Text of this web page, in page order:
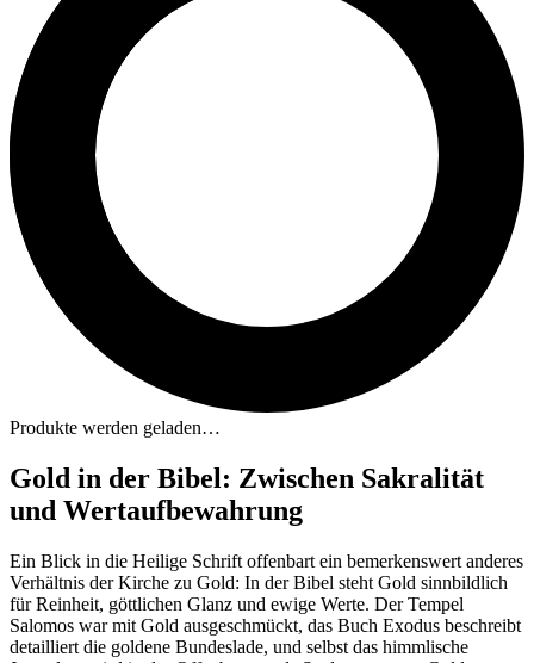
Produkte werden geladen…
Gold in der Bibel: Zwischen Sakralität
und Wertaufbewahrung
Ein Blick in die Heilige Schrift offenbart ein bemerkenswert anderes
Verhältnis der Kirche zu Gold: In der Bibel steht Gold sinnbildlich
für Reinheit, göttlichen Glanz und ewige Werte. Der Tempel
Salomos war mit Gold ausgeschmückt, das Buch Exodus beschreibt
detailliert die goldene Bundeslade, und selbst das himmlische